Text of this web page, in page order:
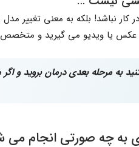
نباشد! بلکه به معنی تغییر
عکس یا ویدیو می گیرید و
به مرحله بعدی درمان بروید و
به چه صورتی انجام می